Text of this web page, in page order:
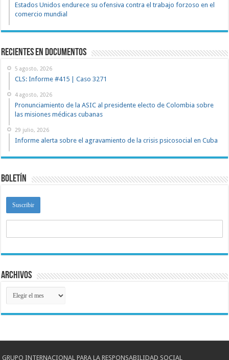
Estados Unidos endurece su ofensiva contra el trabajo forzoso en el
comercio mundial
recientes en documentos
5 agosto, 2026
CLS: Informe #415 | Caso 3271
4 agosto, 2026
Pronunciamiento de la ASIC al presidente electo de Colombia sobre
las misiones médicas cubanas
29 julio, 2026
Informe alerta sobre el agravamiento de la crisis psicosocial en Cuba
Boletín
Archivos
Archivos
GRUPO INTERNACIONAL PARA LA RESPONSABILIDAD SOCIAL